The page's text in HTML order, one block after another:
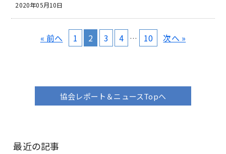
2020年05月10日
« 前へ 1 2 3 4 … 10 次へ »
協会レポート＆ニュースTopへ
最近の記事